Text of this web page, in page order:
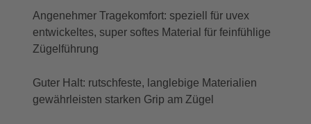
Angenehmer Tragekomfort: speziell für uvex
entwickeltes, super softes Material für feinfühlige
Zügelführung
Guter Halt: rutschfeste, langlebige Materialien
gewährleisten starken Grip am Zügel